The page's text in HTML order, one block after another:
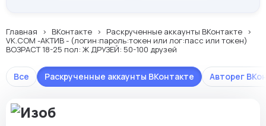
Главная ВКонтакте
Раскрученные аккаунты ВКонтакте
VK.COM -АКТИВ - (логин:пароль:токен или лог:пасс или токен)
ВОЗРАСТ 18-25 пол: Ж ДРУЗЕЙ: 50-100 друзей
Все Авторег
Раскрученные аккаунты ВКонтакте